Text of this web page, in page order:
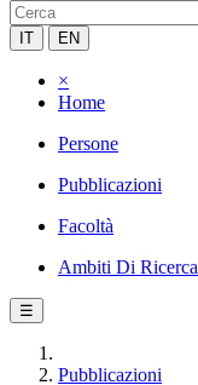
IT EN
×
Home
Persone
Pubblicazioni
Facoltà
Ambiti Di Ricerca
☰
Pubblicazioni